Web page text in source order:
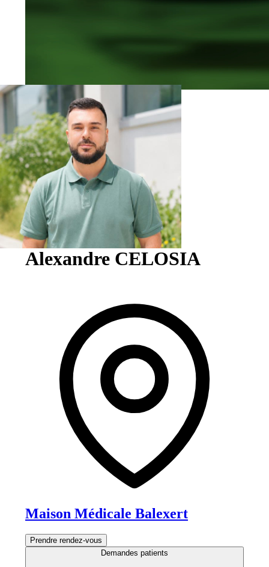
Physiothérapie
Alexandre CELOSIA
Maison Médicale Balexert
Prendre rendez-vous
Demandes patients